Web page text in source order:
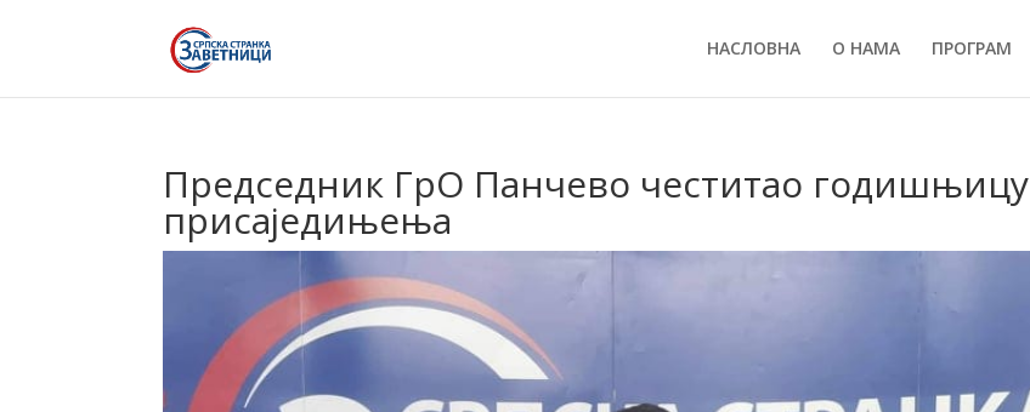
НАСЛОВНА О НАМА ПРОГРАМ
Председник ГрО Панчево честитао годишњицу
присаједињења